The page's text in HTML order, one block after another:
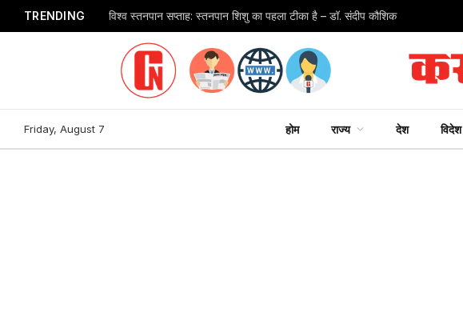
TRENDING विश्व स्तनपान सप्ताह: स्तनपान शिशु का पहला टीका है – डॉ. संदीप कौशिक
Friday, August 7 होम राज्य देश विदेश